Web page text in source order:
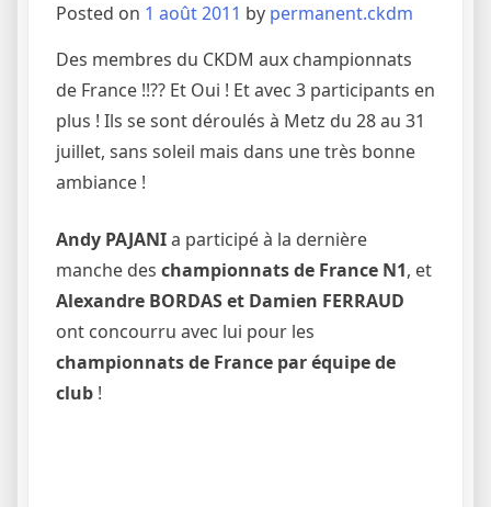
Posted on 1 août 2011 by permanent.ckdm
Des membres du CKDM aux championnats
de France !!?? Et Oui ! Et avec 3 participants en
plus ! Ils se sont déroulés à Metz du 28 au 31
juillet, sans soleil mais dans une très bonne
ambiance !
Andy PAJANIa participé à la dernière
manche des championnats de France N1, et
Alexandre BORDAS et Damien FERRAUD
ont concourru avec lui pour les
championnats de France par équipe de
club !